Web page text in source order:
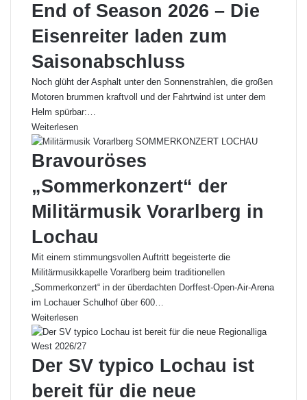
End of Season 2026 – Die
Eisenreiter laden zum
Saisonabschluss
Noch glüht der Asphalt unter den Sonnenstrahlen, die großen
Motoren brummen kraftvoll und der Fahrtwind ist unter dem
Helm spürbar:…
Weiterlesen
Bravouröses
„Sommerkonzert“ der
Militärmusik Vorarlberg in
Lochau
Mit einem stimmungsvollen Auftritt begeisterte die
Militärmusikkapelle Vorarlberg beim traditionellen
„Sommerkonzert“ in der überdachten Dorffest-Open-Air-Arena
im Lochauer Schulhof über 600…
Weiterlesen
Der SV typico Lochau ist
bereit für die neue